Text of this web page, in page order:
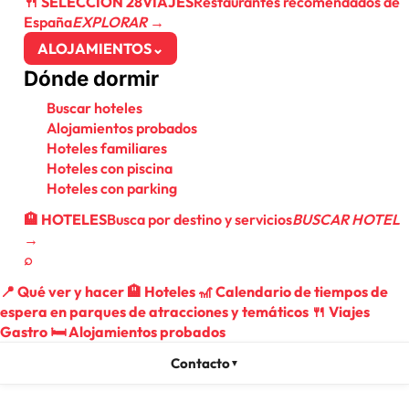
EspañaEXPLORAR →
ALOJAMIENTOS⌄
Dónde dormir
Buscar hoteles
Alojamientos probados
Hoteles familiares
Hoteles con piscina
Hoteles con parking
🏨 HOTELESBusca por destino y serviciosBUSCAR HOTEL
→
⌕
📍 Qué ver y hacer 🏨 Hoteles 🎢Calendario de tiempos de
espera en parques de atracciones y temáticos 🍴 Viajes
Gastro 🛏️Alojamientos probados
Contacto▼